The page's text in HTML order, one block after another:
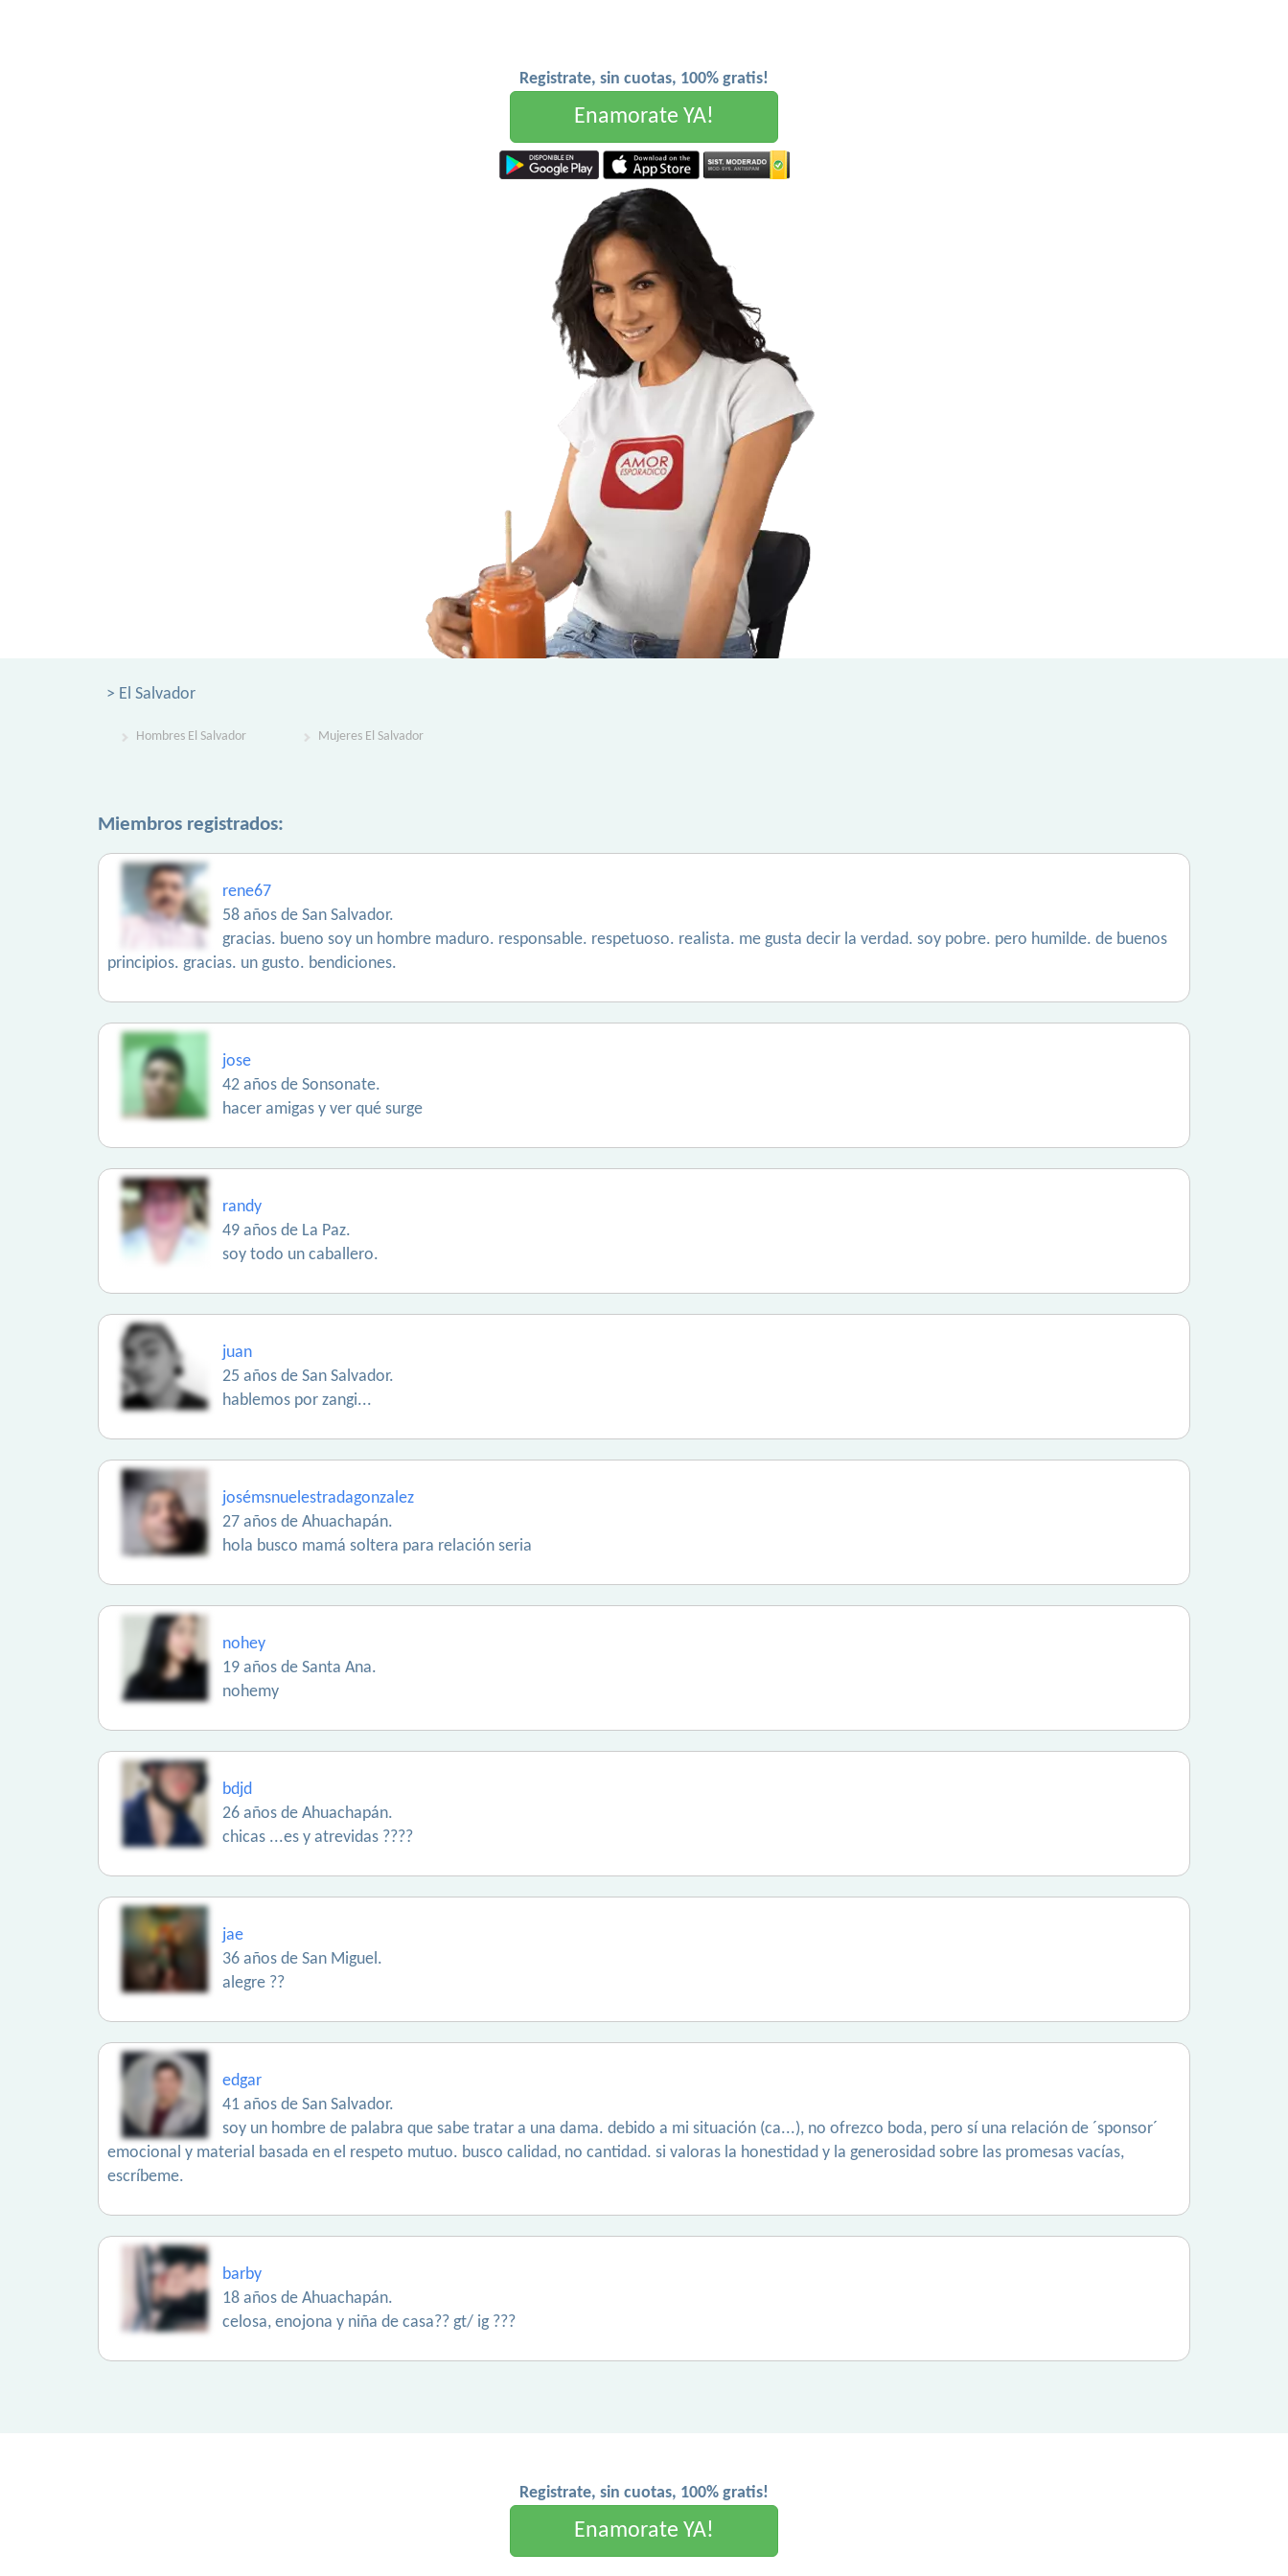
Registrate, sin cuotas, 100% gratis!
Enamorate YA!
> El Salvador
Hombres El Salvador Mujeres El Salvador
Miembros registrados:
rene67
58 años de San Salvador.
gracias. bueno soy un hombre maduro. responsable. respetuoso. realista. me gusta decir la verdad. soy pobre. pero humilde. de buenos
principios. gracias. un gusto. bendiciones.
jose
42 años de Sonsonate.
hacer amigas y ver qué surge
randy
49 años de La Paz.
soy todo un caballero.
juan
25 años de San Salvador.
hablemos por zangi...
josémsnuelestradagonzalez
27 años de Ahuachapán.
hola busco mamá soltera para relación seria
nohey
19 años de Santa Ana.
nohemy
bdjd
26 años de Ahuachapán.
chicas ...es y atrevidas ????
jae
36 años de San Miguel.
alegre ??
edgar
41 años de San Salvador.
soy un hombre de palabra que sabe tratar a una dama. debido a mi situación (ca...), no ofrezco boda, pero sí una relación de ´sponsor´
emocional y material basada en el respeto mutuo. busco calidad, no cantidad. si valoras la honestidad y la generosidad sobre las promesas vacías,
escríbeme.
barby
18 años de Ahuachapán.
celosa, enojona y niña de casa?? gt/ ig ???
Registrate, sin cuotas, 100% gratis!
Enamorate YA!